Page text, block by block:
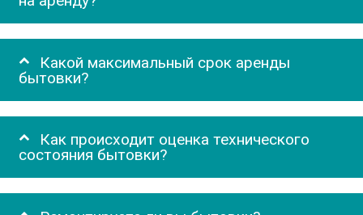
Какой максимальный срок аренды
бытовки?
Как происходит оценка технического
состояния бытовки?